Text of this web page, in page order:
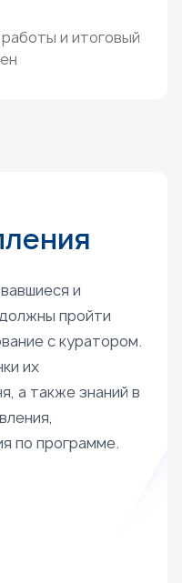
и итоговый
и
пройти
с куратором.
их
а также знаний в
по программе.